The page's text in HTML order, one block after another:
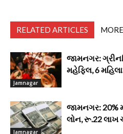
RELATED ARTICLES
Jamnagar
જામનગર:
મહેફિલ, 6
Jamnagar
જામનગર: 20%
લોન, રૂ.22 લાખ